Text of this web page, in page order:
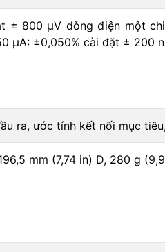
± 800 μV dòng điện một
μA: ±0,050% cài đặt ± 200
ra, ước tính kết nối mục
mm (7,74 in) D, 280 g